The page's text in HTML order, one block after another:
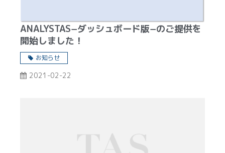
ANALYSTAS−ダッシュボード版−のご提供を
開始しました！
お知らせ
2021-02-22